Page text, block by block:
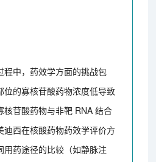
程中，药效学方面的挑战包
位的寡核苷酸药物浓度低导致
核苷酸药物与非靶 RNA 结合
迪西在核酸药物药效学评价方
用药途径的比较（如静脉注